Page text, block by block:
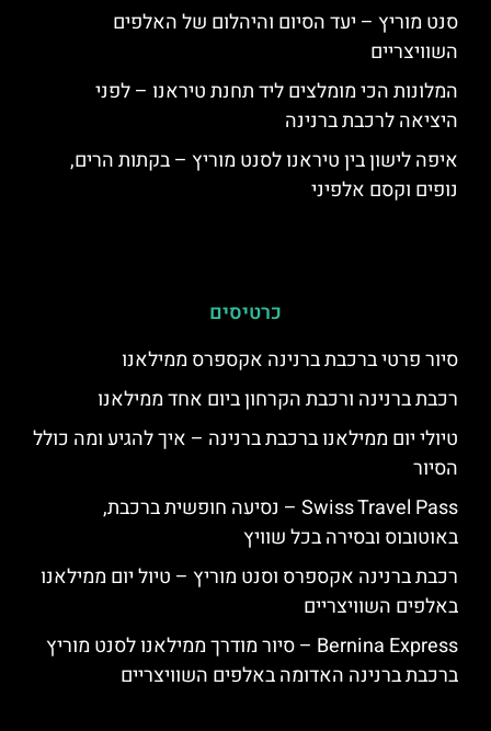
סנט מוריץ – יעד הסיום והיהלום של האלפים
השוויצריים
המלונות הכי מומלצים ליד תחנת טיראנו – לפני
היציאה לרכבת ברנינה
איפה לישון בין טיראנו לסנט מוריץ – בקתות הרים,
נופים וקסם אלפיני
כרטיסים
סיור פרטי ברכבת ברנינה אקספרס ממילאנו
רכבת ברנינה ורכבת הקרחון ביום אחד ממילאנו
טיולי יום ממילאנו ברכבת ברנינה – איך להגיע ומה כולל
הסיור
Swiss Travel Pass – נסיעה חופשית ברכבת,
באוטובוס ובסירה בכל שוויץ
רכבת ברנינה אקספרס וסנט מוריץ – טיול יום ממילאנו
באלפים השוויצריים
Bernina Express – סיור מודרך ממילאנו לסנט מוריץ
ברכבת ברנינה האדומה באלפים השוויצריים